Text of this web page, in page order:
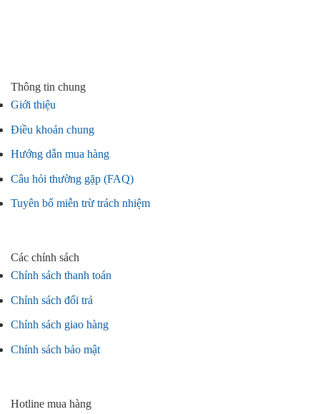
Thông tin chung
Giới thiệu
Điều khoản chung
Hướng dẫn mua hàng
Câu hỏi thường gặp (FAQ)
Tuyên bố miễn trừ trách nhiệm
Các chính sách
Chính sách thanh toán
Chính sách đổi trả
Chính sách giao hàng
Chính sách bảo mật
Hotline mua hàng